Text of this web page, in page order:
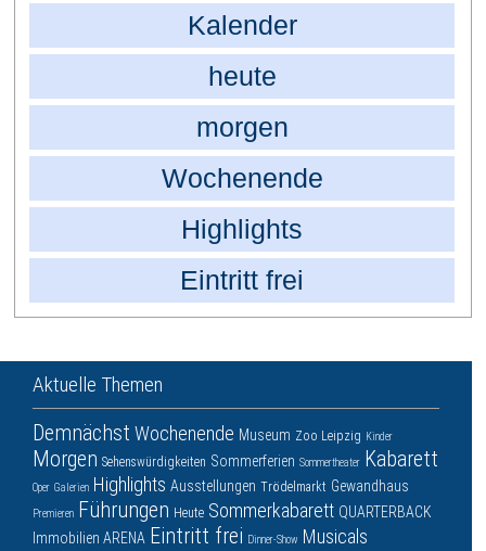
Kalender
heute
morgen
Wochenende
Highlights
Eintritt frei
Aktuelle Themen
Demnächst Wochenende Museum Zoo Leipzig Kinder
Morgen Sehenswürdigkeiten Sommerferien Sommertheater Kabarett
Oper Galerien Highlights Ausstellungen Trödelmarkt Gewandhaus
Premieren Führungen Heute Sommerkabarett QUARTERBACK
Immobilien ARENA Eintritt frei Dinner-Show Musicals